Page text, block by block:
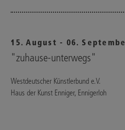
15. August - 06.
"zuhause-unterwegs"
Westdeutscher Künstlerbund e.V.
Haus der Kunst Enniger, Ennigerloh